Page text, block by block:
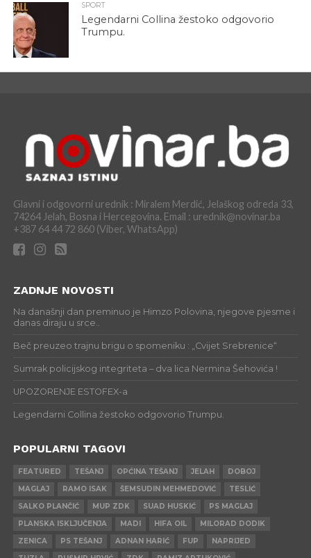
SPORT
Legendarni Collina žestoko odgovorio
Trumpu.
Glavni i odgovorni urednik : Miralem Merdić, Jelaškog odreda 33,
74264 Jelah, Bosna i Hercegovina. Email : urednik@novinar.ba
+387 64 44 72 860 (Viber, WhatsApp)
ZADNJE NOVOSTI
Na današnji dan preminuo je Himzo Polovina, njegove pjesme i
danas diraju u srce..
Beč preuzeo trajnu brigu o spomeniku : „Cvijet Srebrenice“
Sumrak policijskog integriteta – dva lica Nermina Šehovića !
UPOZORENJE ESTOFEX-a
Legendarni Collina žestoko odgovorio Trumpu.
POPULARNI TAGOVI
FEATURED TEŠANJ OPĆINA TEŠANJ JELAH
DOBOJ
MAGLAJ
RAMO ISAK ŠEMSUDIN MEHMEDOVIĆ
TESLIĆ
SALKO PLANČIĆ
MUP ZDK SUAD HUSKIĆ
PS MAGLAJ
PLANSKA ISKLJUČENJA
MADI HIFA OIL
MILORAD DODIK
ZENICA
PS TEŠANJ ADNAN HARIĆ FUP
NAPRIJED